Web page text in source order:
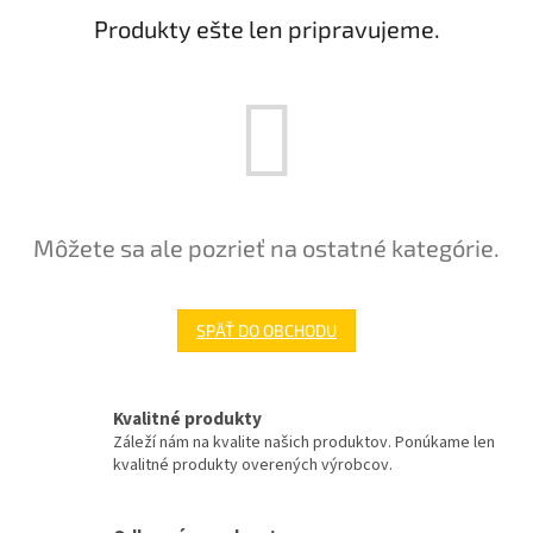
Produkty ešte len pripravujeme.
Môžete sa ale pozrieť na ostatné kategórie.
SPÄŤ DO OBCHODU
Kvalitné produkty
Záleží nám na kvalite našich produktov. Ponúkame len
kvalitné produkty overených výrobcov.